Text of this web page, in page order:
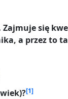
Zajmuje się
a przez to
[1]